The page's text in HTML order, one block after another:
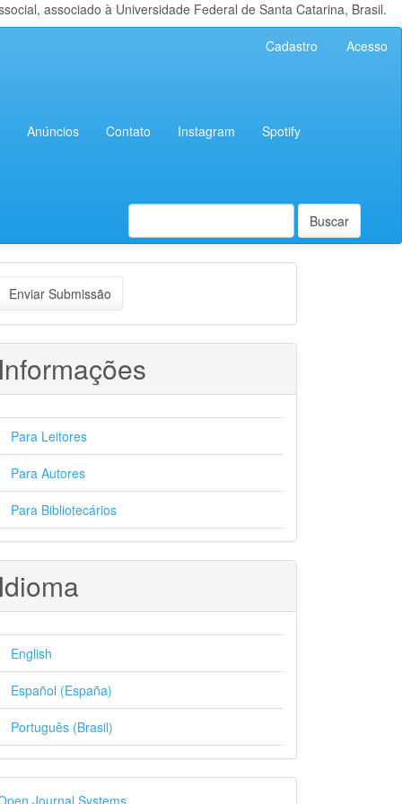
associado à Universidade Federal de Santa Catarina, Brasil.
Cadastro Acesso
Anúncios Contato Instagram Spotify
Buscar
Enviar Submissão
Para Leitores
Para Autores
Para Bibliotecários
English
Español (España)
Português (Brasil)
Journal Systems